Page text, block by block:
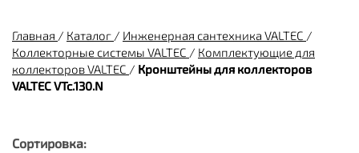
Главная / Каталог / Инженерная сантехника VALTEC /
Коллекторные системы VALTEC / Комплектующие для
коллекторов VALTEC / Кронштейны для коллекторов
VALTEC VTc.130.N
Сортировка: